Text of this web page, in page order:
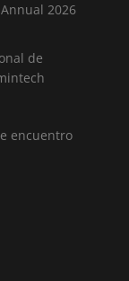
2026
de
encuentro